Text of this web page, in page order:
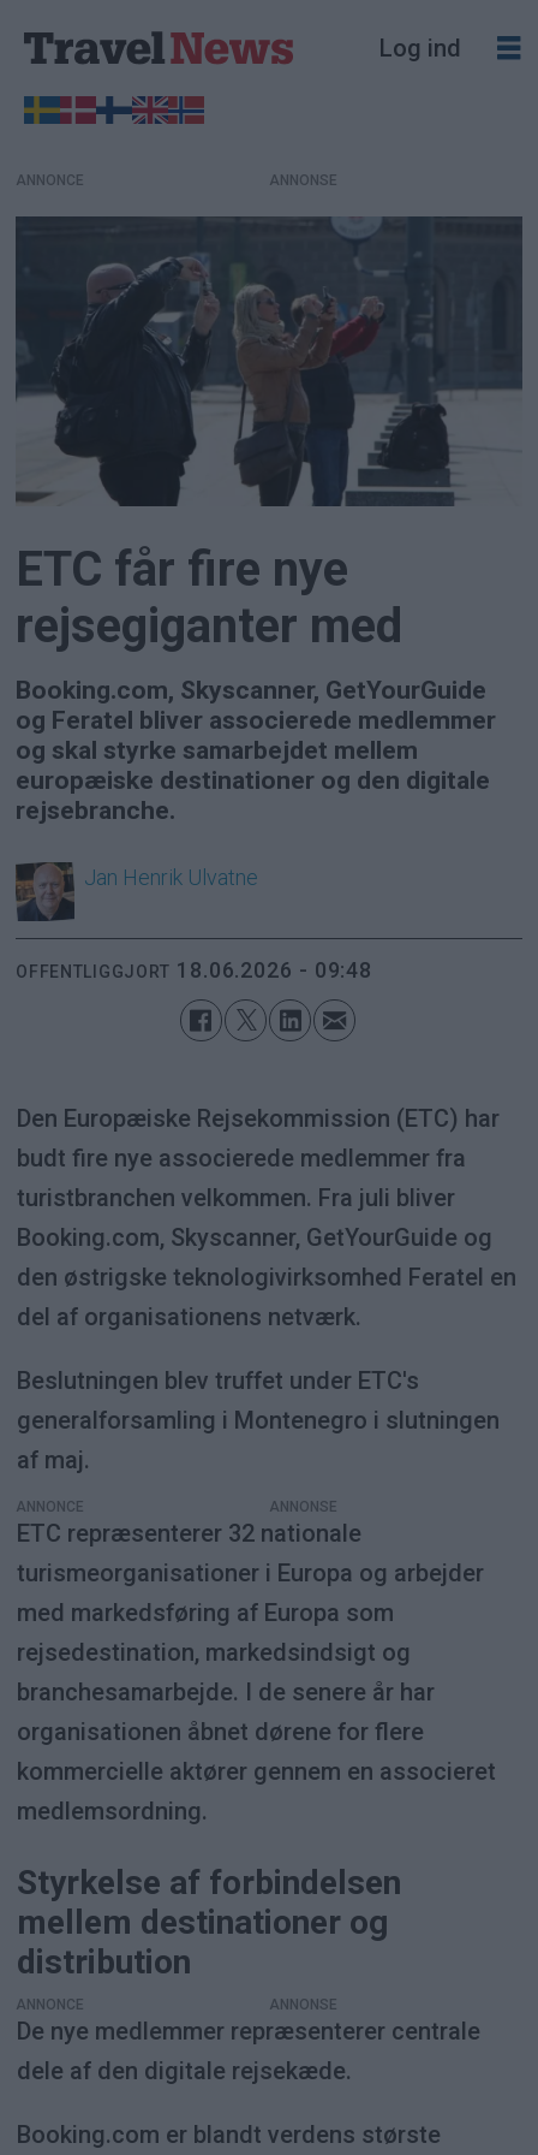
Log ind
ANNONCE
ETC får fire nye
rejsegiganter med
Booking.com, Skyscanner, GetYourGuide
og Feratel bliver associerede medlemmer
og skal styrke samarbejdet mellem
europæiske destinationer og den digitale
rejsebranche.
Jan Henrik Ulvatne
OFFENTLIGGJORT 18.06.2026 - 09:48
Den Europæiske Rejsekommission (ETC) har
budt fire nye associerede medlemmer fra
turistbranchen velkommen. Fra juli bliver
Booking.com, Skyscanner, GetYourGuide og
den østrigske teknologivirksomhed Feratel en
del af organisationens netværk.
Beslutningen blev truffet under ETC's
generalforsamling i Montenegro i slutningen
af maj.
ANNONCE
ETC repræsenterer 32 nationale
turismeorganisationer i Europa og arbejder
med markedsføring af Europa som
rejsedestination, markedsindsigt og
branchesamarbejde. I de senere år har
organisationen åbnet dørene for flere
kommercielle aktører gennem en associeret
medlemsordning.
Styrkelse af forbindelsen
mellem destinationer og
distribution
ANNONCE
De nye medlemmer repræsenterer centrale
dele af den digitale rejsekæde.
Booking.com er blandt verdens største